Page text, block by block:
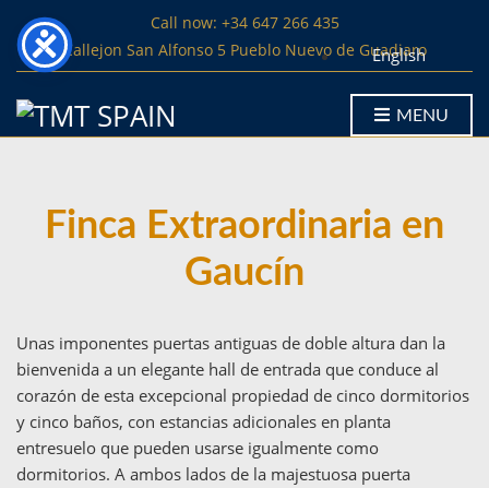
Call now: +34 647 266 435
Callejon San Alfonso 5 Pueblo Nuevo de Guadiaro
English
MENU
Finca Extraordinaria en
Gaucín
Unas imponentes puertas antiguas de doble altura dan la
bienvenida a un elegante hall de entrada que conduce al
corazón de esta excepcional propiedad de cinco dormitorios
y cinco baños, con estancias adicionales en planta
entresuelo que pueden usarse igualmente como
dormitorios. A ambos lados de la majestuosa puerta